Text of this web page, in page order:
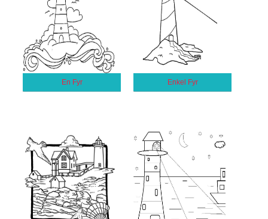
En Fyr Enkel Fyr